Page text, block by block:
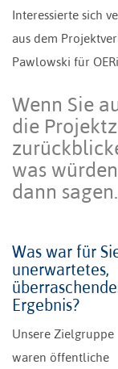
Interessierte sich
aus dem
Pawlowski für
Wenn Sie
die
was
dann
Was war für
unerwartetes,
Ergebnis?
Unsere Zielgruppe
waren öffentliche